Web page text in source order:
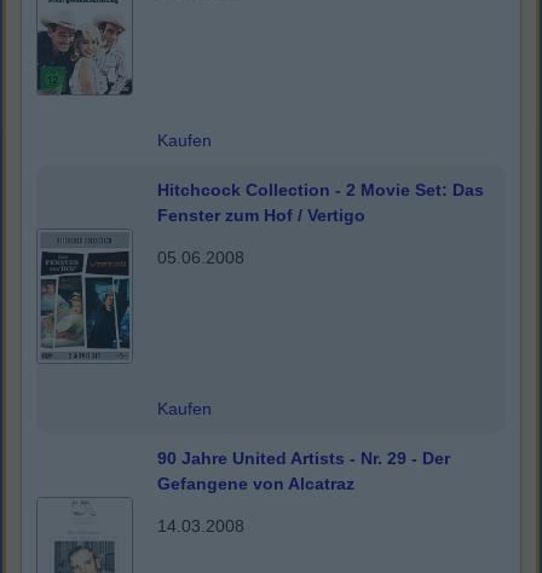
Kaufen
Hitchcock Collection - 2 Movie Set: Das
Fenster zum Hof / Vertigo
05.06.2008
Kaufen
90 Jahre United Artists - Nr. 29 - Der
Gefangene von Alcatraz
14.03.2008